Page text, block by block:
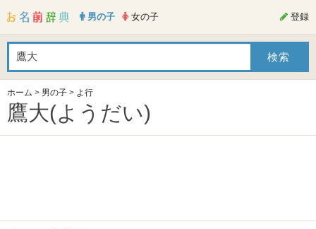
男の子 女の子 登録
ホーム > 男の子 > よ行
鷹大(ようだい)